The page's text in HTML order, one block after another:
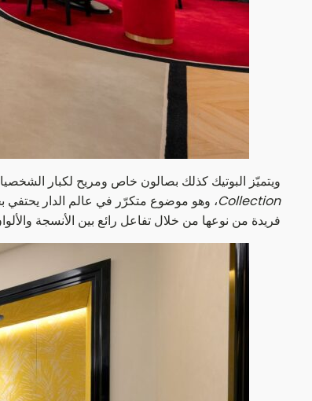
ويتميّز البوتيك كذلك بصالون خاص ومريح لكبار
Collection، وهو موضوع متكرّر في عالم الدار يحتفي
فريدة من نوعها من خلال تفاعل رائع بين الأنسجة